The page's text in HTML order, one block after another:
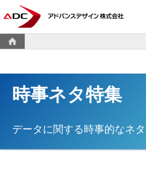
時事ネタ特集
データに関する時事的なネタ